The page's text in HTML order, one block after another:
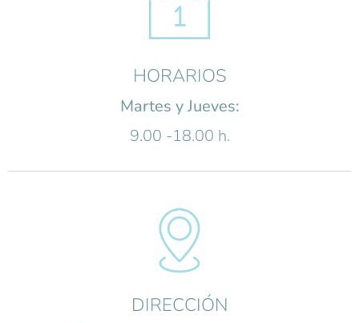
HORARIOS
Martes y Jueves:
9.00 -18.00 h.
DIRECCIÓN